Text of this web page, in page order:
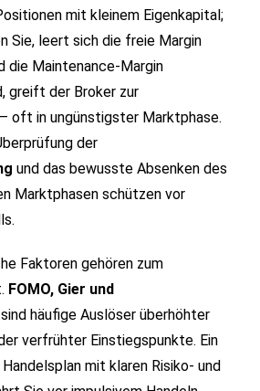
mit kleinem Eigenkapital;
Sie, leert sich die freie Margin
die Maintenance‑Margin
greift der Broker zur
oft in ungünstigster Marktphase.
der
und das bewusste Absenken des
Marktphasen schützen vor
Faktoren gehören zum
FOMO, Gier und
sind häufige Auslöser überhöhter
verfrühter Einstiegspunkte. Ein
mit klaren Risiko‑ und